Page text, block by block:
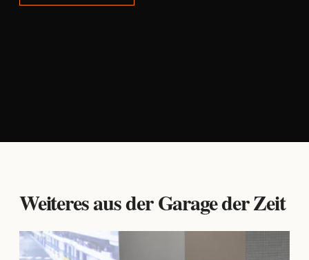
Weiteres aus der Garage der Zeit